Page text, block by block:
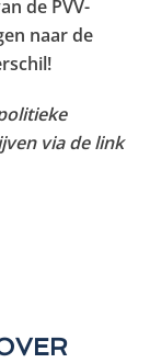
de PVV-
naar de
via de link